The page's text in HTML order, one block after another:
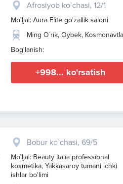
Afrosiyob ko`chasi, 12/1
Mo`ljal: Aura Elite go'zallik saloni
Ming O`rik, Oybek,
Bog'lanish:
+998... ko'rsatish
Bobur ko`chasi, 69/5
Mo`ljal: Beauty Italia professional
kosmetika, Yakkasaroy tumani ichki
ishlar bo'limi